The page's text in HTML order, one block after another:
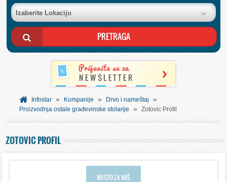
POSLOVNI OGLASI
AKCIJE I KATALOZI
BESPLATNI VAUČERI
SVET INFORMACIJA
Izaberite Lokaciju
Infostar » Kompanije » Drvo i nameštaj »
Proizvodnja ostale građevinske stolarije » Zotovic Profil
ZOTOVIC PROFIL